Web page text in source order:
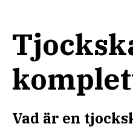
Vad är en